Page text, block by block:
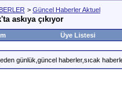
> Güncel Haberler Aktuel
askıya çıkıyor
Üye Listesi
günlük,güncel haberler,sıcak